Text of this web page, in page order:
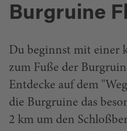
Burgruine
Du beginnst mit einer
zum Fuße der
Entdecke auf dem
die Burgruine das
2 km um den